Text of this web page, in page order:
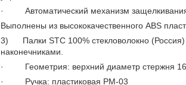
· Автоматический механизм
Выполнены из высококачественного ABS
3) Палки STC 100% стекловолокно (Россия)
наконечниками.
· Геометрия: верхний диаметр стержня
· Ручка: пластиковая РМ-03